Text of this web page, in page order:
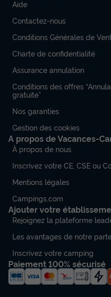
Aide
Contactez-nous
Conditions Générales de
Charte de confidentialité
Assurance annulation
Conditions des offres
gratuite”
Nos garanties
Gestion des cookies
A propos de Vacances-
À propos de nous
Inscrivez votre CE, CSE ou
Mentions légales
Campings.com
Ajouter votre
Rejoignez la plateforme
Les avantages de notre
Inscrivez votre camping
Paiement 100% sécurisé